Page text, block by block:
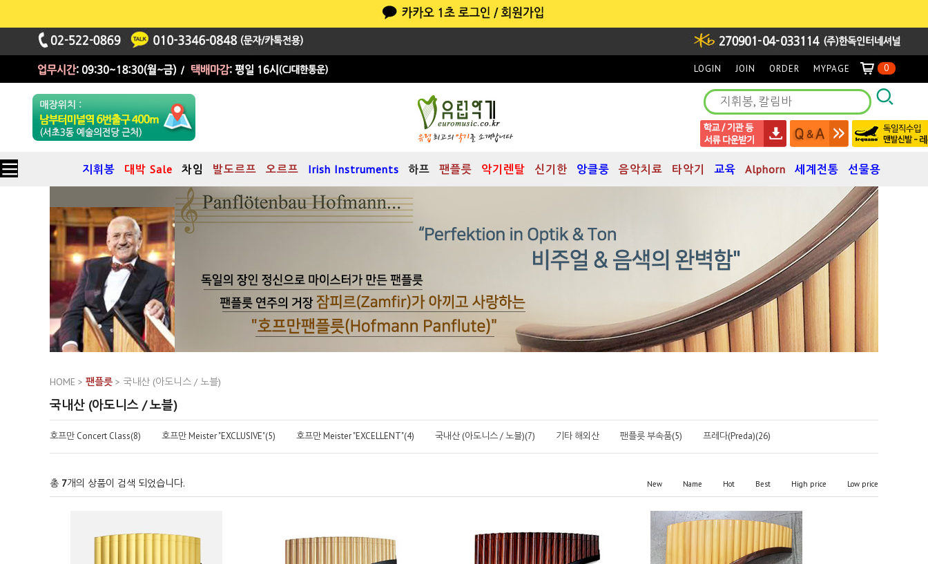
LOGIN JOIN ORDER MYPAGE 0
지휘봉 대박 Sale 차임 발도르프 오르프 Irish Instruments 하프 팬플릇 악기렌탈 신기한 앙클룽 음악치료 타악기 교육 Alphorn 세계전통 선물용
HOME > 팬플릇 > 국내산 (아도니스 / 노블)
국내산 (아도니스 / 노블)
호프만 Concert Class(8) 호프만 Meister "EXCLUSIVE"(5) 호프만 Meister "EXCELLENT"(4) 국내산 (아도니스 / 노블)(7) 기타 해외산 팬플릇 부속품(5) 프레다(Preda)(26)
총 7개의 상품이 검색 되었습니다. New Name Hot Best High price Low price